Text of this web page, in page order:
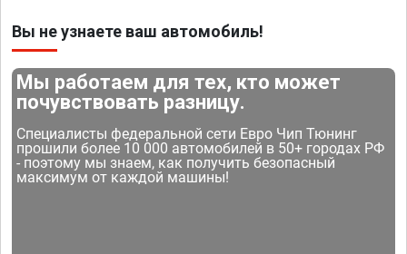
Вы не узнаете ваш автомобиль!
Мы работаем для тех, кто может
почувствовать разницу.
Специалисты федеральной сети Евро Чип Тюнинг
прошили более 10 000 автомобилей в 50+ городах РФ
- поэтому мы знаем, как получить безопасный
максимум от каждой машины!